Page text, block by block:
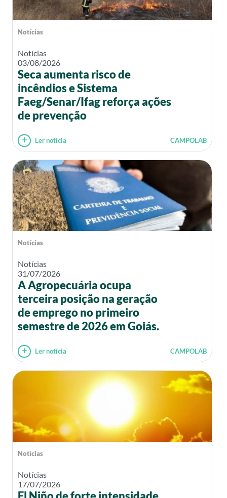
Notícias
Notícias
03/08/2026
Seca aumenta risco de
incêndios e Sistema
Faeg/Senar/Ifag reforça ações
de prevenção
Ler notícia CAMPOLAB
Notícias
Notícias
31/07/2026
A Agropecuária ocupa
terceira posição na geração
de emprego no primeiro
semestre de 2026 em Goiás.
Ler notícia CAMPOLAB
Notícias
Notícias
17/07/2026